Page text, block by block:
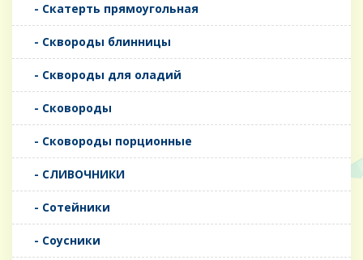
- Скатерть прямоугольная
- Сквороды блинницы
- Сквороды для оладий
- Сковороды
- Сковороды порционные
- СЛИВОЧНИКИ
- Сотейники
- Соусники